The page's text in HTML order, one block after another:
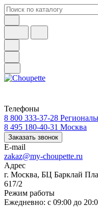
Телефоны
8 800 333-37-28
8 495 180-40-31 Москва
Заказать звонок
E-mail
zakaz@my-choupette.ru
Адрес
г. Москва, БЦ Барклай
617/2
Режим работы
Ежедневно: с 09:00 до